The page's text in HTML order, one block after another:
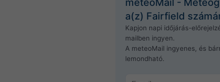
meteoMail -
a(z) Fairfield
Kapjon napi időjárás-
mailben ingyen.
A meteoMail ingyenes, és
lemondható.